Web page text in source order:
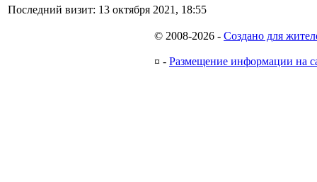
Последний визит: 13 октября 2021, 18:55
© 2008-2026 - Создано для
¤ - Размещение информации на